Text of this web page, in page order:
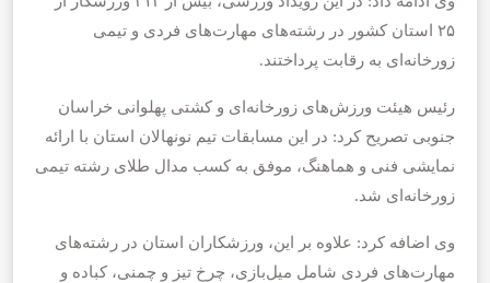
۲۵ استان کشور در رشته‌های مهارت‌های فردی و تیمی
زورخانه‌ای به رقابت پرداختند.
رئیس هیئت ورزش‌های زورخانه‌ای و کشتی پهلوانی خراسان
جنوبی تصریح کرد: در این مسابقات تیم نونهالان استان با ارائه
نمایشی فنی و هماهنگ، موفق به کسب مدال طلای رشته تیمی
زورخانه‌ای شد.
وی اضافه کرد: علاوه بر این، ورزشکاران استان در رشته‌های
مهارت‌های فردی شامل میل‌بازی، چرخ تیز و چمنی، کباده و